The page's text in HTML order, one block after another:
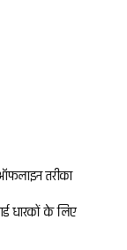
तरीका
धारकों के लिए